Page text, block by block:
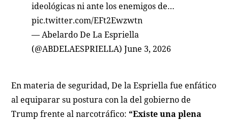
ideológicas ni ante los enemigos de…
pic.twitter.com/EFt2Ewzwtn
— Abelardo De La Espriella
(@ABDELAESPRIELLA)June 3, 2026
En materia de seguridad, De la Espriella fue enfático
al equiparar su postura con la del gobierno de
Trump frente al narcotráfico: “Existe una plena